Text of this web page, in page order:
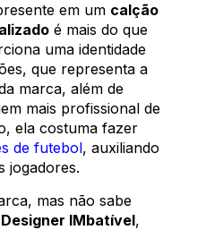
em um calção
é mais do que
uma identidade
que representa a
marca, além de
mais profissional de
ela costuma fazer
de futebol, auxiliando
jogadores.
mas não sabe
Designer IMbatível,